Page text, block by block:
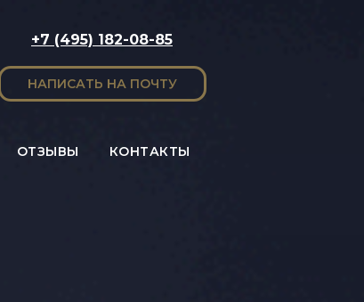
+7 (495) 182-08-85
НАПИСАТЬ НА ПОЧТУ
ОТЗЫВЫ КОНТАКТЫ